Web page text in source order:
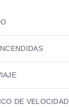
DE VELOCIDAD